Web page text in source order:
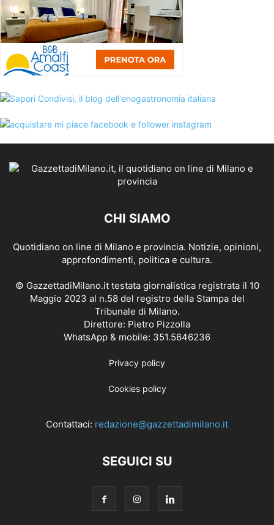
CHI SIAMO
Quotidiano on line di Milano e provincia. Notizie, opinioni,
approfondimenti, politica e cultura.
© GazzettadiMilano.it testata giornalistica registrata il 10
Maggio 2023 al n.58 del registro della Stampa del
Tribunale di Milano.
Direttore: Pietro Pizzolla
WhatsApp & mobile: 351.5646236
Privacy policy
Cookies policy
Contattaci: redazione@gazzettadimilano.it
SEGUICI SU